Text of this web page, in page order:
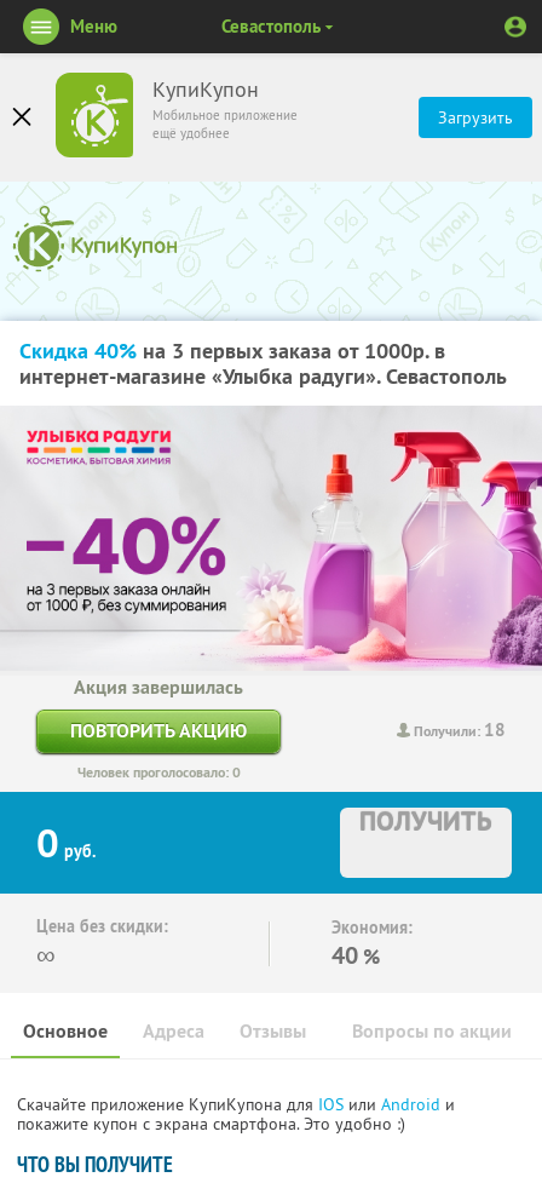
КупиКупон
Мобильное приложение
ещё удобнее
Загрузить
Меню Севастополь
Скидка 40% на 3 первых заказа от 1000р. в
интернет-магазине «Улыбка радуги». Севастополь
Получили: 18
Акция завершилась
ПОВТОРИТЬ АКЦИЮ
Человек проголосовало: 0
0 руб.
ПОЛУЧИТЬ
Цена без скидки:
∞
Экономия:
40 %
Основное Отзывы Вопросы по акции
Адреса
Скачайте приложение КупиКупона для IOS или Android и
покажите купон с экрана смартфона. Это удобно :)
ЧТО ВЫ ПОЛУЧИТЕ